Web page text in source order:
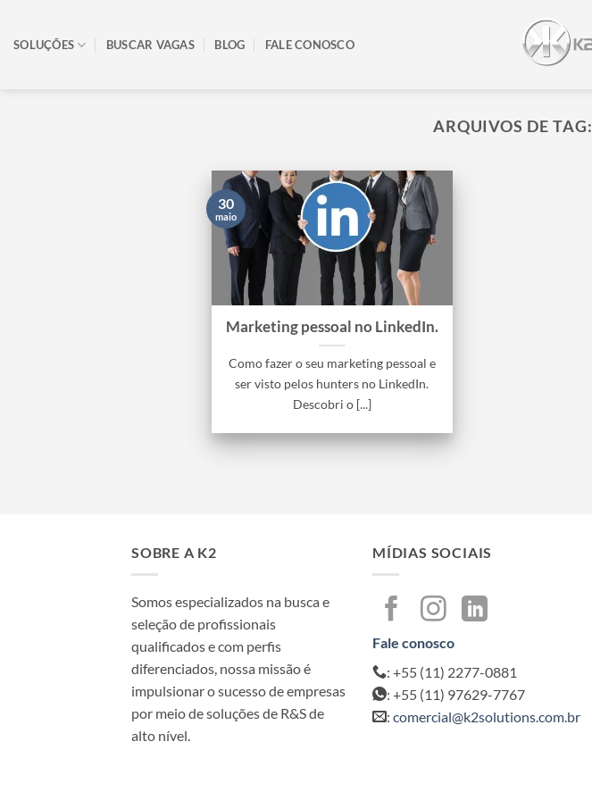
content
SOLUÇÕES BUSCAR VAGAS BLOG FALE CONOSCO
ARQUIVOS DE TAG:
Marketing pessoal no LinkedIn.
Como fazer o seu marketing pessoal e
ser visto pelos hunters no LinkedIn.
Descobri o [...]
30
maio
SOBRE A K2
Somos especializados na busca e
seleção de profissionais
qualificados e com perfis
diferenciados, nossa missão é
impulsionar o sucesso de empresas
por meio de soluções de R&S de
alto nível.
MÍDIAS SOCIAIS
Fale conosco
: +55 (11) 2277-0881
: +55 (11) 97629-7767
: comercial@k2solutions.com.br